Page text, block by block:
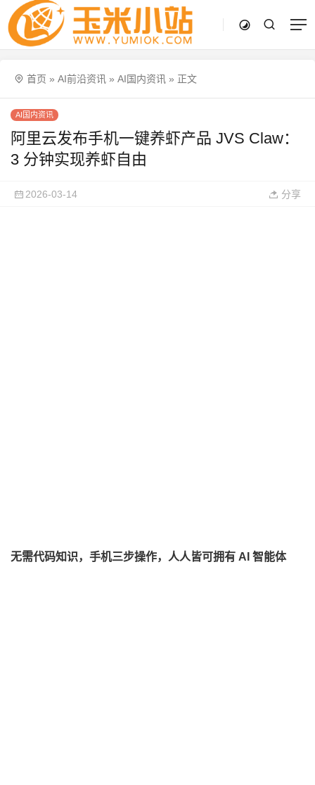
首页 » AI前沿资讯 » AI国内资讯 » 正文
AI国内资讯
阿里云发布手机一键养虾产品 JVS Claw：
3 分钟实现养虾自由
2026-03-14 分享
无需代码知识，手机三步操作，人人皆可拥有 AI 智能体